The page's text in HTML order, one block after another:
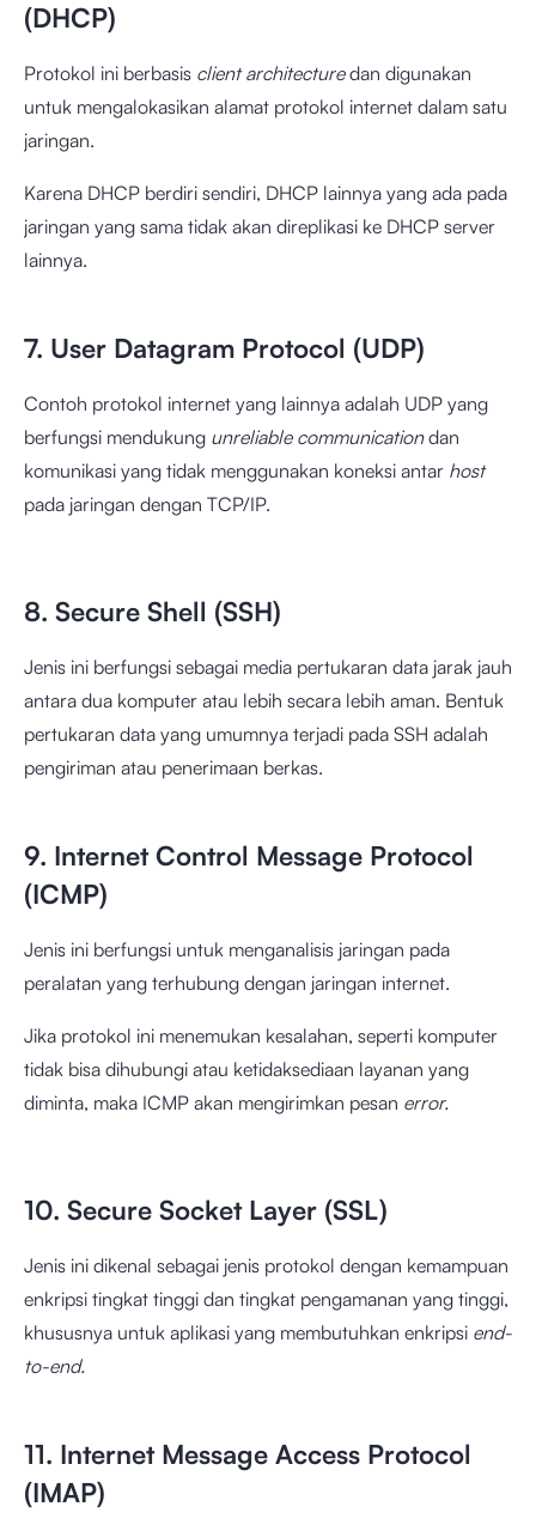
(DHCP)
Protokol ini berbasis client architecturedan digunakan
untuk mengalokasikan alamat protokol internet dalam satu
jaringan.
Karena DHCP berdiri sendiri, DHCP lainnya yang ada pada
jaringan yang sama tidak akan direplikasi ke DHCP server
lainnya.
7. User Datagram Protocol (UDP)
Contoh protokol internet yang lainnya adalah UDP yang
berfungsi mendukung unreliable communicationdan
komunikasi yang tidak menggunakan koneksi antar host
pada jaringan dengan TCP/IP.
8. Secure Shell (SSH)
Jenis ini berfungsi sebagai media pertukaran data jarak jauh
antara dua komputer atau lebih secara lebih aman. Bentuk
pertukaran data yang umumnya terjadi pada SSH adalah
pengiriman atau penerimaan berkas.
9. Internet Control Message Protocol
(ICMP)
Jenis ini berfungsi untuk menganalisis jaringan pada
peralatan yang terhubung dengan jaringan internet.
Jika protokol ini menemukan kesalahan, seperti komputer
tidak bisa dihubungi atau ketidaksediaan layanan yang
diminta, maka ICMP akan mengirimkan pesan error.
10. Secure Socket Layer (SSL)
Jenis ini dikenal sebagai jenis protokol dengan kemampuan
enkripsi tingkat tinggi dan tingkat pengamanan yang tinggi,
khususnya untuk aplikasi yang membutuhkan enkripsi end-
to-end.
11. Internet Message Access Protocol
(IMAP)